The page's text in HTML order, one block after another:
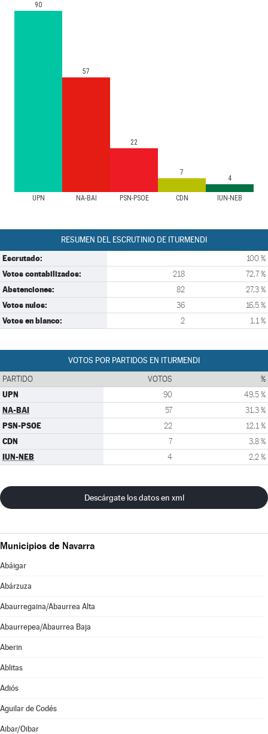
UPN NA-BAI PSN-PSOE CDN IUN-NEB
90
57
22
7
4
RESUMEN DEL ESCRUTINIO DE ITURMENDI
Escrutado: 100 %
Votos contabilizados: 218 72,7 %
Abstenciones: 82 27,3 %
Votos nulos: 36 16,5 %
Votos en blanco: 2 1,1 %
VOTOS POR PARTIDOS EN ITURMENDI
PARTIDO VOTOS %
UPN 90 49,5 %
NA-BAI 57 31,3 %
PSN-PSOE 22 12,1 %
CDN 7 3,8 %
IUN-NEB 4 2,2 %
Descárgate los datos en xml
Municipios de Navarra
Abáigar
Abárzuza
Abaurregaina/Abaurrea Alta
Abaurrepea/Abaurrea Baja
Aberin
Ablitas
Adiós
Aguilar de Codés
Aibar/Oibar